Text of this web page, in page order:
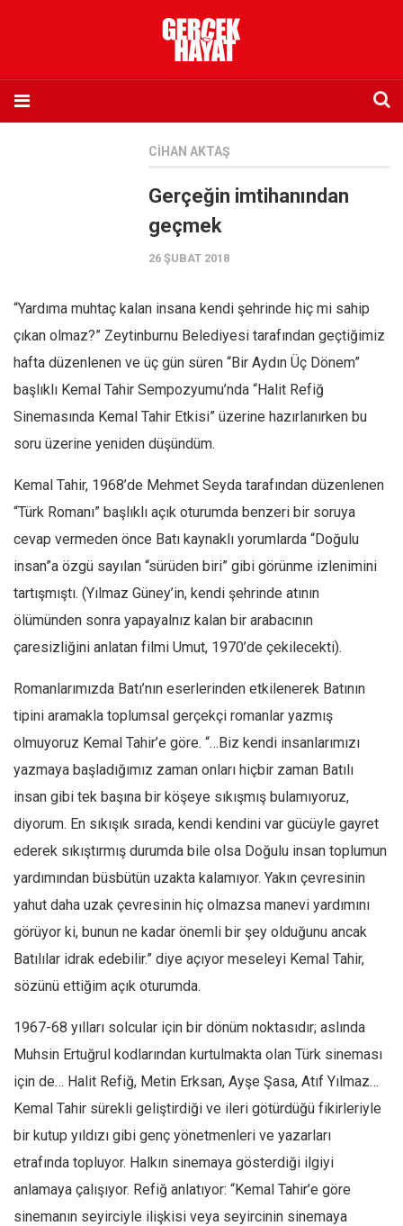
Abone olmak istiyorum
Sosyal Medya
Twitter
Facebook
Instagram
Editörden
Yazarlar
Kemal Özer
Mahmut Toptaş
Yvonne Ridley
Barış Tarımcıoğlu
Ömer Kayani
Yusuf Armağan
Hasanali Yıldırım
Leyla Şerif Emin
Selçuk Türkyılmaz
Mehmet Ali Tekin
Amina S. Jenenkovic
Bağdagül Öz
Esra Elönü
» Yazar arşivi
Tüm Sayılar
Kategoriler
Kültür Sanat
Kitap
Karisi kitap sualleri
7 soruda bu hafta
CIHAN AKTAŞ
Gerçeğin imtihanından
geçmek
26 ŞUBAT 2018
“Yardıma muhtaç kalan insana kendi şehrinde hiç mi sahip
çıkan olmaz?” Zeytinburnu Belediyesi tarafından geçtiğimiz
hafta düzenlenen ve üç gün süren “Bir Aydın Üç Dönem”
başlıklı Kemal Tahir Sempozyumu’nda “Halit Refiğ
Sinemasında Kemal Tahir Etkisi” üzerine hazırlanırken bu
soru üzerine yeniden düşündüm.
Kemal Tahir, 1968’de Mehmet Seyda tarafından düzenlenen
“Türk Romanı” başlıklı açık oturumda benzeri bir soruya
cevap vermeden önce Batı kaynaklı yorumlarda “Doğulu
insan”a özgü sayılan “sürüden biri” gibi görünme izlenimini
tartışmıştı. (Yılmaz Güney’in, kendi şehrinde atının
ölümünden sonra yapayalnız kalan bir arabacının
çaresizliğini anlatan filmi Umut, 1970’de çekilecekti).
Romanlarımızda Batı’nın eserlerinden etkilenerek Batının
tipini aramakla toplumsal gerçekçi romanlar yazmış
olmuyoruz Kemal Tahir’e göre. “…Biz kendi insanlarımızı
yazmaya başladığımız zaman onları hiçbir zaman Batılı
insan gibi tek başına bir köşeye sıkışmış bulamıyoruz,
diyorum. En sıkışık sırada, kendi kendini var gücüyle gayret
ederek sıkıştırmış durumda bile olsa Doğulu insan toplumun
yardımından büsbütün uzakta kalamıyor. Yakın çevresinin
yahut daha uzak çevresinin hiç olmazsa manevi yardımını
görüyor ki, bunun ne kadar önemli bir şey olduğunu ancak
Batılılar idrak edebilir.” diye açıyor meseleyi Kemal Tahir,
sözünü ettiğim açık oturumda.
1967-68 yılları solcular için bir dönüm noktasıdır; aslında
Muhsin Ertuğrul kodlarından kurtulmakta olan Türk sineması
için de… Halit Refiğ, Metin Erksan, Ayşe Şasa, Atıf Yılmaz…
Kemal Tahir sürekli geliştirdiği ve ileri götürdüğü fikirleriyle
bir kutup yıldızı gibi genç yönetmenleri ve yazarları
etrafında topluyor. Halkın sinemaya gösterdiği ilgiyi
anlamaya çalışıyor. Refiğ anlatıyor: “Kemal Tahir’e göre
sinemanın seyirciyle ilişkisi veya seyircinin sinemaya